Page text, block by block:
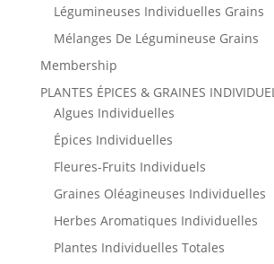
Légumineuses Individuelles Grains
Mélanges De Légumineuse Grains
Membership
PLANTES ÉPICES & GRAINES
Algues Individuelles
Épices Individuelles
Fleures-Fruits Individuels
Graines Oléagineuses Individuelles
Herbes Aromatiques Individuelles
Plantes Individuelles Totales